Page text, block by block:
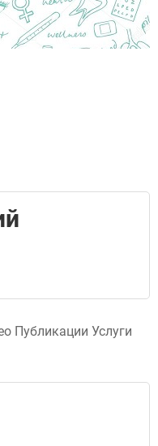
Публикации Услуги